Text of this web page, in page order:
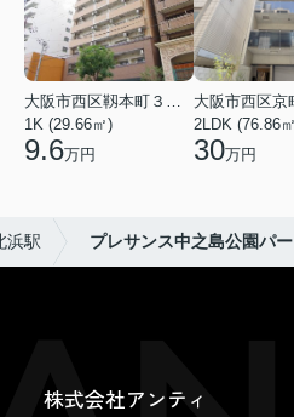
大阪市西区靱本町３丁目
1K (29.66㎡)
9.6万円
2LDK (76.86
30万円
浜駅 プレサンス中之島公園パ
株式会社アンティ